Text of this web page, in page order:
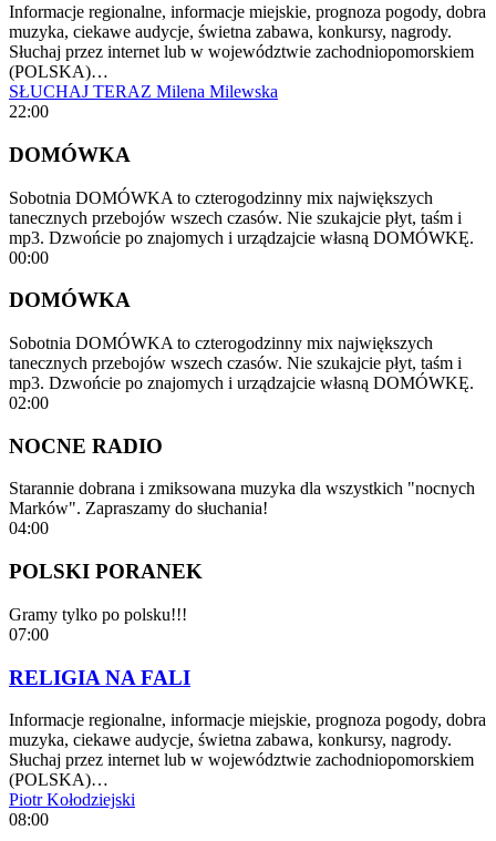
Informacje regionalne, informacje miejskie, prognoza pogody, dobra
muzyka, ciekawe audycje, świetna zabawa, konkursy, nagrody.
Słuchaj przez internet lub w województwie zachodniopomorskiem
(POLSKA)…
SŁUCHAJ TERAZ Milena Milewska
22:00
DOMÓWKA
Sobotnia DOMÓWKA to czterogodzinny mix największych
tanecznych przebojów wszech czasów. Nie szukajcie płyt, taśm i
mp3. Dzwońcie po znajomych i urządzajcie własną DOMÓWKĘ.
00:00
DOMÓWKA
Sobotnia DOMÓWKA to czterogodzinny mix największych
tanecznych przebojów wszech czasów. Nie szukajcie płyt, taśm i
mp3. Dzwońcie po znajomych i urządzajcie własną DOMÓWKĘ.
02:00
NOCNE RADIO
Starannie dobrana i zmiksowana muzyka dla wszystkich "nocnych
Marków". Zapraszamy do słuchania!
04:00
POLSKI PORANEK
Gramy tylko po polsku!!!
07:00
RELIGIA NA FALI
Informacje regionalne, informacje miejskie, prognoza pogody, dobra
muzyka, ciekawe audycje, świetna zabawa, konkursy, nagrody.
Słuchaj przez internet lub w województwie zachodniopomorskiem
(POLSKA)…
Piotr Kołodziejski
08:00